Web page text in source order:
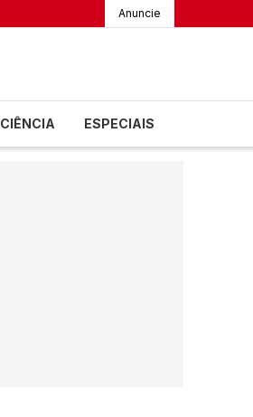
Anuncie
CIÊNCIA ESPECIAIS